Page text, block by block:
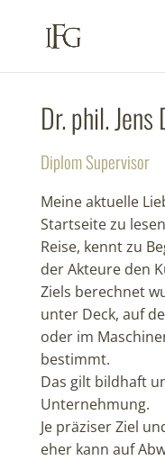
Dr. phil.
Diplom Supervisor
Meine aktuelle
Startseite zu
Reise, kennt zu
der Akteure den
Ziels berechnet
unter Deck, auf
oder im
bestimmt.
Das gilt bildhaft
Unternehmung.
Je präziser Ziel
eher kann auf